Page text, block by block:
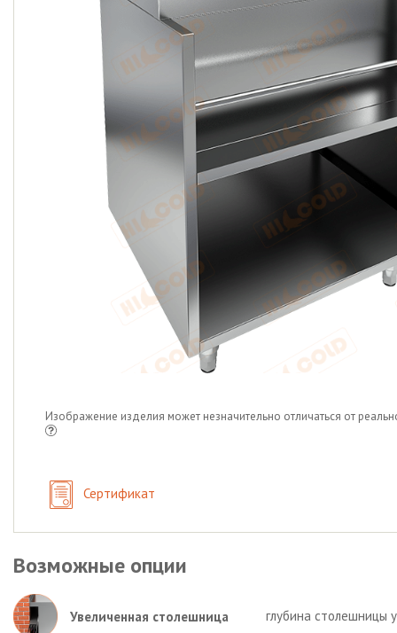
Изображение изделия может незначительно отличаться от
Сертификат
Возможные опции
Увеличенная столешница глубина столешницы